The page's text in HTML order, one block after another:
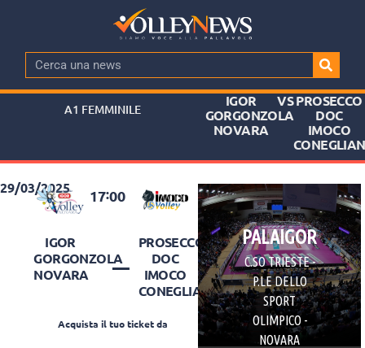
A1 FEMMINILE
IGOR
GORGONZOLA
NOVARA
VSPROSECCO
DOC
IMOCO
29/03/2025
IGOR
GORGONZOLA
NOVARA
17:00
–
PROSECCO
DOC
IMOCO
CONEGLIANO
Acquista il tuo ticket da
PALAIGOR
C.SO TRIESTE -
P.LE DELLO
SPORT
OLIMPICO -
NOVARA